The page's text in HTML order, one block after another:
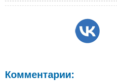
Комментарии: